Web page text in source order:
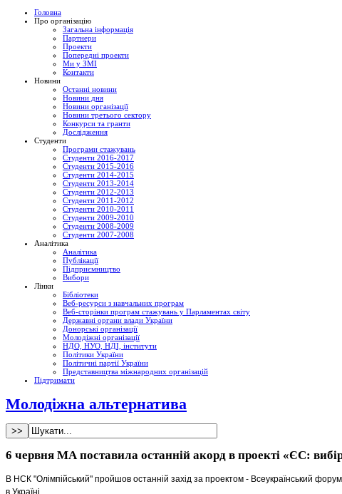
Головна
Про організацію
Загальна інформація
Партнери
Проекти
Попередні проекти
Ми у ЗМІ
Контакти
Новини
Останні новини
Новини дня
Новини організації
Новини третього сектору
Конкурси та гранти
Дослідження
Студенти
Програми стажувань
Студенти 2016-2017
Студенти 2015-2016
Студенти 2014-2015
Студенти 2013-2014
Студенти 2012-2013
Студенти 2011-2012
Студенти 2010-2011
Студенти 2009-2010
Студенти 2008-2009
Студенти 2007-2008
Аналітика
Аналітика
Публікації
Підприємництво
Вибори
Лінки
Бібліотеки
Веб-ресурси з навчальних програм
Веб-сторінки програм стажувань у Парламентах світу
Державні органи влади України
Донорські організації
Молодіжні організації
НДО, НУО, НДІ, інститути
Політики України
Політичні партії України
Представництва міжнародних організацій
Підтримати
Молодіжна альтернатива
6 червня МА поставила останній акорд в проекті «ЄС:
В НСК "Олімпійський" пройшов останній захід за проектом - Всеукраїнський
в Україні.